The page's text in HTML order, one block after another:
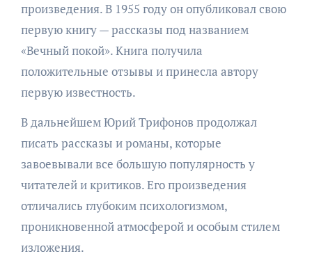
произведения. В 1955 году он опубликовал свою
первую книгу — рассказы под названием
«Вечный покой». Книга получила
положительные отзывы и принесла автору
первую известность.
В дальнейшем Юрий Трифонов продолжал
писать рассказы и романы, которые
завоевывали все большую популярность у
читателей и критиков. Его произведения
отличались глубоким психологизмом,
проникновенной атмосферой и особым стилем
изложения.